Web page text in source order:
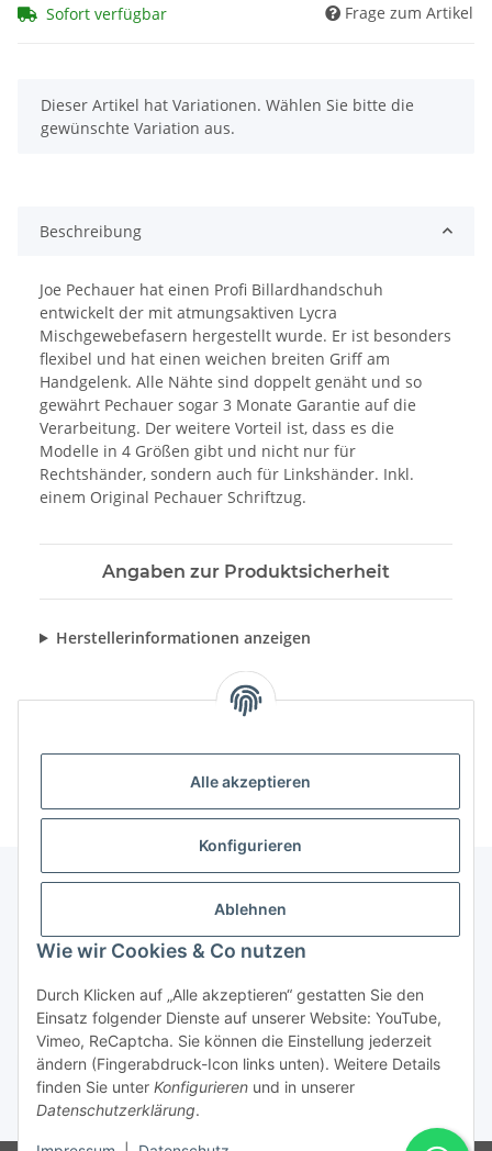
Alle akzeptieren
Konfigurieren
Ablehnen
Wie wir Cookies & Co nutzen
Durch Klicken auf „Alle akzeptieren“ gestatten Sie den
Einsatz folgender Dienste auf unserer Website: YouTube,
Vimeo, ReCaptcha. Sie können die Einstellung jederzeit
ändern (Fingerabdruck-Icon links unten). Weitere Details
finden Sie unter Konfigurieren und in unserer
Datenschutzerklärung.
Sofort verfügbar Frage zum Artikel
x
Dieser Artikel hat Variationen. Wählen Sie bitte die
gewünschte Variation aus.
Beschreibung
Joe Pechauer hat einen Profi Billardhandschuh
entwickelt der mit atmungsaktiven Lycra
Mischgewebefasern hergestellt wurde. Er ist besonders
flexibel und hat einen weichen breiten Griff am
Handgelenk. Alle Nähte sind doppelt genäht und so
gewährt Pechauer sogar 3 Monate Garantie auf die
Verarbeitung. Der weitere Vorteil ist, dass es die
Modelle in 4 Größen gibt und nicht nur für
Rechtshänder, sondern auch für Linkshänder. Inkl.
einem Original Pechauer Schriftzug.
Angaben zur Produktsicherheit
Herstellerinformationen anzeigen
Gesetzliche Informationen
Vertrag widerrufen
* Alle Preise inkl. gesetzlicher USt., zzgl.